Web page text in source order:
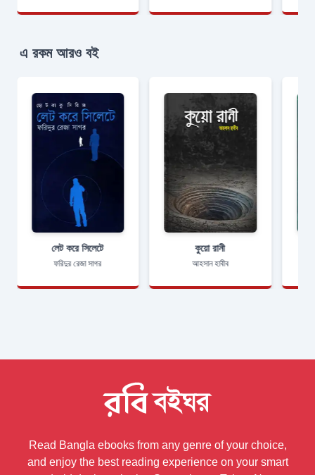
এ রকম আরও বই
লেট করে সিলেটে
ফরিদুর রেজা সাগর
কুয়ো রানী
আহসান হাবীব
Read Bangla ebooks from any genre of your choice,
and enjoy the best reading experience on your smart